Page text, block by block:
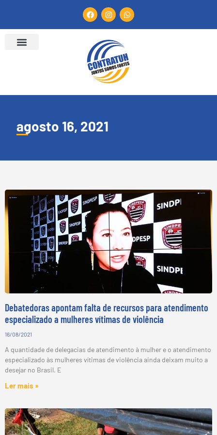
agosto 16, 2021
Debatedoras apontam falta de recursos para atendimento
especializado a mulheres vítimas de violência
16/08/2021
A quantidade de delegacias de atendimento à mulher e o atendimento
especializado às mulheres vítimas de violência ainda deixam muito a
desejar no Brasil. E
Ler mais »